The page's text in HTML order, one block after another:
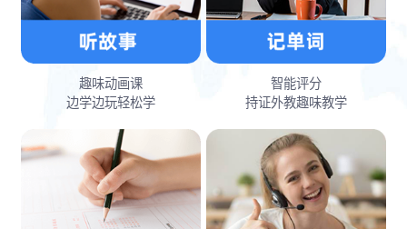
趣味动画课
边学边玩轻松学
智能评分
持证外教趣味教学